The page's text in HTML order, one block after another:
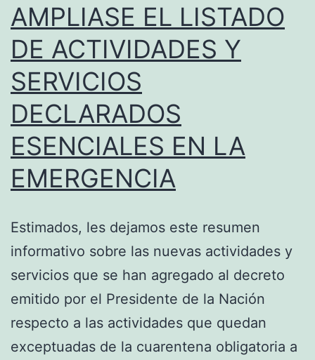
TRABAJO
AMPLIASE EL LISTADO
DE ACTIVIDADES Y
SERVICIOS
DECLARADOS
ESENCIALES EN LA
EMERGENCIA
Estimados, les dejamos este resumen
informativo sobre las nuevas actividades y
servicios que se han agregado al decreto
emitido por el Presidente de la Nación
respecto a las actividades que quedan
exceptuadas de la cuarentena obligatoria a